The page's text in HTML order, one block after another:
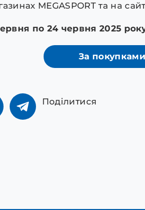
MEGASPORT та на
по 24 червня 2025
За покупками
Поділитися